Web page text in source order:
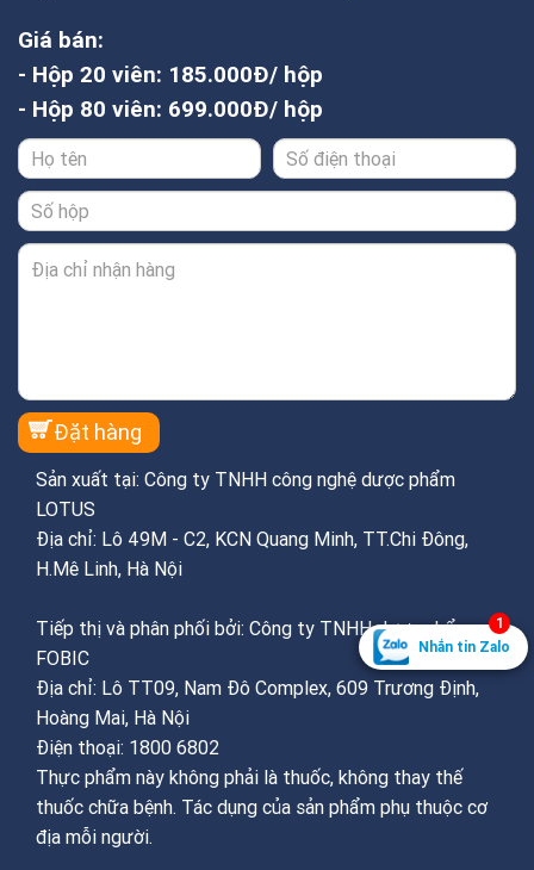
Giá bán:
- Hộp 20 viên: 185.000Đ/ hộp
- Hộp 80 viên: 699.000Đ/ hộp
Sản xuất tại: Công ty TNHH công nghệ dược phẩm
LOTUS
Địa chỉ: Lô 49M - C2, KCN Quang Minh, TT.Chi Đông,
H.Mê Linh, Hà Nội
Tiếp thị và phân phối bởi: Công ty TNHH dược phẩm
FOBIC
Địa chỉ: Lô TT09, Nam Đô Complex, 609 Trương Định,
Hoàng Mai, Hà Nội
Điện thoại: 1800 6802
Thực phẩm này không phải là thuốc, không thay thế
thuốc chữa bệnh. Tác dụng của sản phẩm phụ thuộc cơ
địa mỗi người.
Nhắn tin Zalo
1